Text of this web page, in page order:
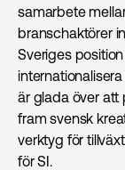
samarbete
branschaktörer
Sveriges
är glada över att
fram svensk
verktyg för
för SI.